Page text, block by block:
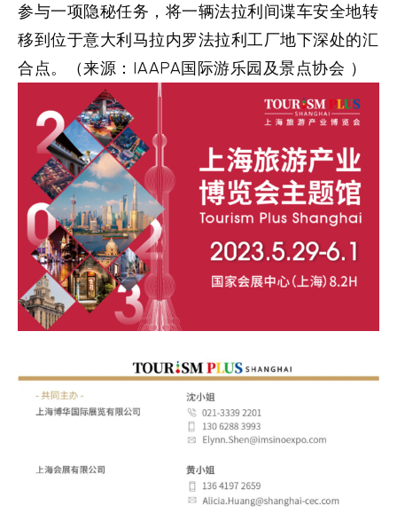
参与一项隐秘任务，将一辆法拉利间谍车安全地转
移到位于意大利马拉内罗法拉利工厂地下深处的汇
合点。（来源：IAAPA国际游乐园及景点协会 ）